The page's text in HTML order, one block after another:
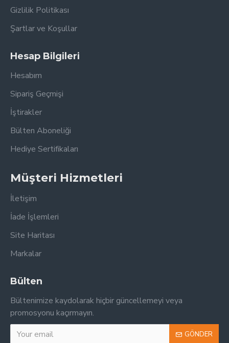
Gizlilik Politikası
Şartlar ve Koşullar
Hesap Bilgileri
Hesabım
Sipariş Geçmişi
İştirakler
Bülten Aboneliği
Hediye Sertifikaları
Müşteri Hizmetleri
İletişim
İade İşlemleri
Site Haritası
Markalar
Bülten
Bültenimize kaydolarak hiçbir güncellemeyi veya
promosyonu kaçırmayın.
GÖNDER